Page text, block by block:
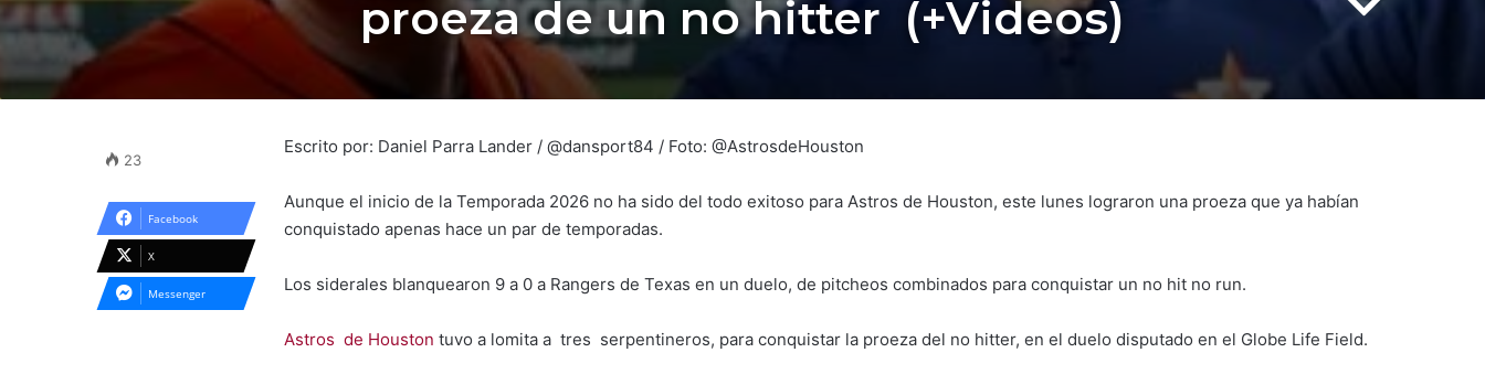
proeza de un no hitter (+Videos)
Escrito por: Daniel Parra Lander / @dansport84 / Foto: @AstrosdeHouston
Aunque el inicio de la Temporada 2026 no ha sido del todo exitoso para Astros de Houston, este lunes lograron una proeza que ya habían
conquistado apenas hace un par de temporadas.
Los siderales blanquearon 9 a 0 a Rangers de Texas en un duelo, de pitcheos combinados para conquistar un no hit no run.
Astros de Houston tuvo a lomita a tres serpentineros, para conquistar la proeza del no hitter, en el duelo disputado en el Globe Life Field.
23
Facebook
X
Messenger